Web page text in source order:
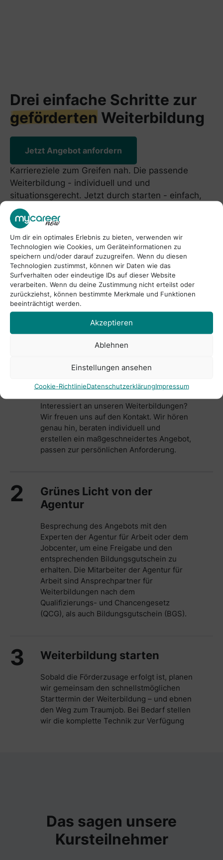
Um dir ein optimales Erlebnis zu bieten, verwenden wir
Technologien wie Cookies, um Geräteinformationen zu
speichern und/oder darauf zuzugreifen. Wenn du diesen
Technologien zustimmst, können wir Daten wie das
Surfverhalten oder eindeutige IDs auf dieser Website
verarbeiten. Wenn du deine Zustimmung nicht erteilst oder
zurückziehst, können bestimmte Merkmale und Funktionen
beeinträchtigt werden.
Akzeptieren
Ablehnen
Einstellungen ansehen
Cookie-RichtlinieDatenschutzerklärungImpressum
Drei einfache Schritte zur
geförderten Weiterbildung
Jetzt Angebot anfordern
Karriereziele zum Greifen nah. Die passende
Weiterbildung - individuell und und
situationsgerecht. Jetzt durch starten - einfach,
persönlich und effektiv.
Wir sind zertifiziert nach AZAV
Persönliches Angebot
sichern
Interessiert an unseren Weiterbildungen?
Wir freuen uns auf den Kontakt. Wir hören
genau hin, beraten individuell und
erstellen ein maßgeschneidertes Angebot,
passen zur persönlichen Anforderung.
2
Grünes Licht von der
Agentur
Besprechung des Angebots mit den
Experten der Agentur für Arbeit oder dem
Jobcenter, um eine Freigabe und den
entsprechenden Bildungsgutschein zu
erhalten. Die Mitarbeiter der Agentur für
Arbeit sind Ansprechpartner für
Weiterbildungen nach dem
Qualifizierungs- und Chancengesetz
(QCG), als auch Bildungsgutschein (BGS).
3 Weiterbildung starten
Sobald die Förderzusage erfolgt ist, planen
wir gemeinsam den schnellstmöglichen
Starttermin der Weiterbildung – und ebnen
den Weg zum Traumjob. Bei Bedarf stellen
wir die komplette Technik zur Verfügung
Das sagen unsere
Kursteilnehmer